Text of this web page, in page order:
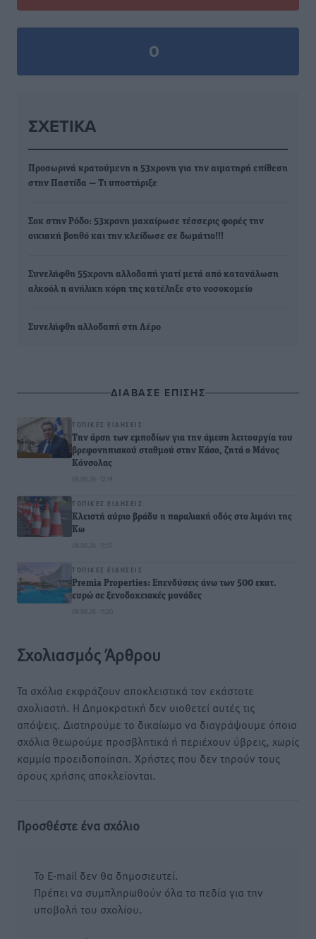
0
ΣΧΕΤΙΚΆ
Προσωρινά κρατούμενη η 53χρονη για την αιματηρή επίθεση
στην Παστίδα — Τι υποστήριξε
Σοκ στην Ρόδο: 53χρονη μαχαίρωσε τέσσερις φορές την
οικιακή βοηθό και την κλείδωσε σε δωμάτιο!!!
Συνελήφθη 55χρονη αλλοδαπή γιατί μετά από κατανάλωση
αλκοόλ η ανήλικη κόρη της κατέληξε στο νοσοκομείο
Συνελήφθη αλλοδαπή στη Λέρο
ΔΙΑΒΑΣΕ ΕΠΙΣΗΣ
ΤΟΠΙΚΈΣ ΕΙΔΉΣΕΙΣ
Την άρση των εμποδίων για την άμεση λειτουργία του
βρεφονηπιακού σταθμού στην Κάσο, ζητά ο Μάνος
Κόνσολας
06.08.26 · 12:14
ΤΟΠΙΚΈΣ ΕΙΔΉΣΕΙΣ
Κλειστή αύριο βράδυ η παραλιακή οδός στο λιμάνι της
Κω
06.08.26 · 11:57
ΤΟΠΙΚΈΣ ΕΙΔΉΣΕΙΣ
Premia Properties: Επενδύσεις άνω των 500 εκατ.
ευρώ σε ξενοδοχειακές μονάδες
06.08.26 · 11:20
Σχολιασμός Άρθρου
Τα σχόλια εκφράζουν αποκλειστικά τον εκάστοτε
σχολιαστή. Η Δημοκρατική δεν υιοθετεί αυτές τις
απόψεις. Διατηρούμε το δικαίωμα να διαγράψουμε όποια
σχόλια θεωρούμε προσβλητικά ή περιέχουν ύβρεις, χωρίς
καμμία προειδοποίηση. Χρήστες που δεν τηρούν τους
όρους χρήσης αποκλείονται.
Προσθέστε ένα σχόλιο
Το E-mail δεν θα δημοσιευτεί.
Πρέπει να συμπληρωθούν όλα τα πεδία για την
υποβολή του σχολίου.